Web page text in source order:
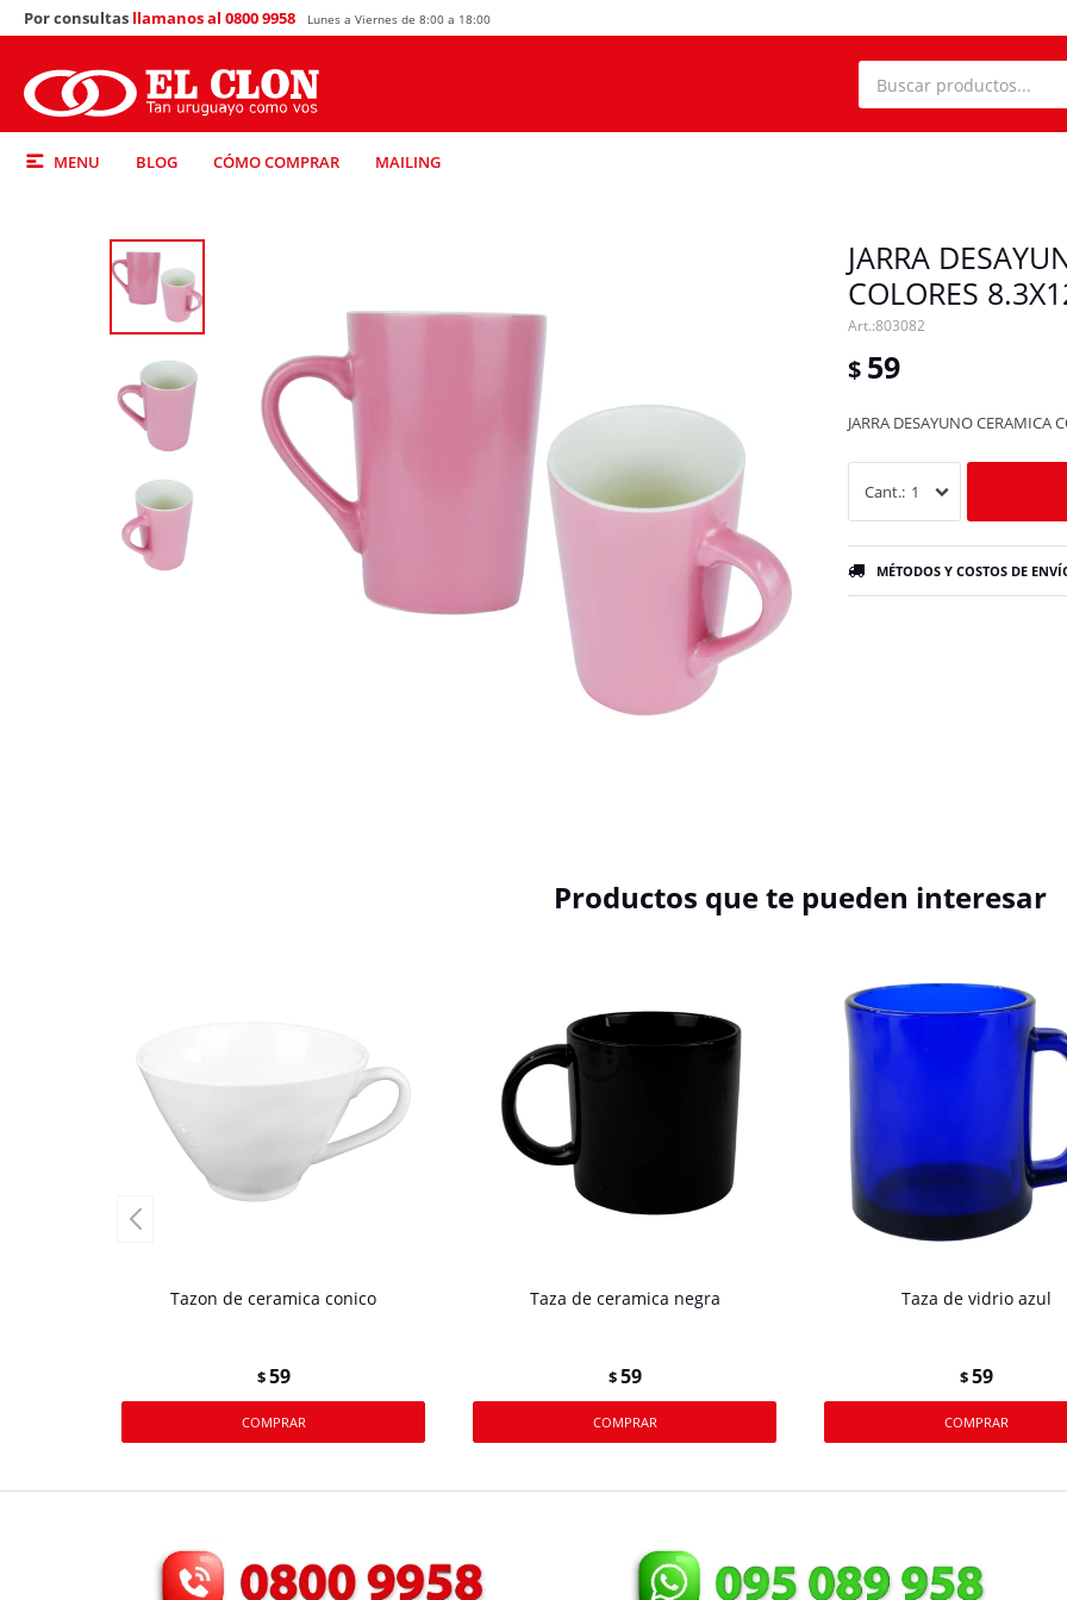
MENU BLOG CÓMO COMPRAR MAILING
Por consultas llamanos al 0800 9958 Lunes a Viernes de 8:00 a 18:00
JARRA
COLORES
803082
$ 59
JARRA DESAYUNO
1
MÉTODOS Y COSTOS DE
Productos que te pueden interesar
Tazon de ceramica conico
$59
Taza de ceramica negra
$59
Taza de vidrio azul
$59